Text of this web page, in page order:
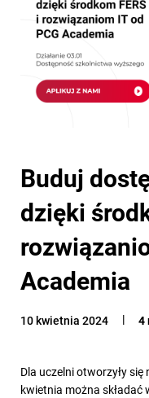
Buduj
dzięki
Academia
10 kwietnia 2024 4
Dla uczelni otworzyły
kwietnia można